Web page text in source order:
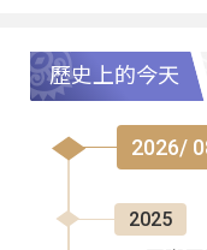
歷史上的今天
2026/
2025